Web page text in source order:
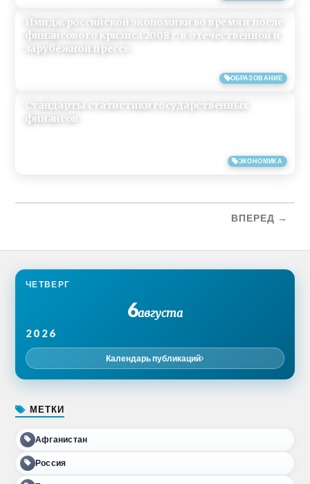
ОБРАЗОВАНИЕ
Имидж российской экономики во время и после
финансового кризиса 2008 г. в отечественной и
зарубежной прессе
ЭКОНОМИКА
Стандарты статистики государственных
финансов
ВПЕРЕД →
ЧЕТВЕРГ
6августа
2026
Календарь публикаций
МЕТКИ
Афганистан
Россия